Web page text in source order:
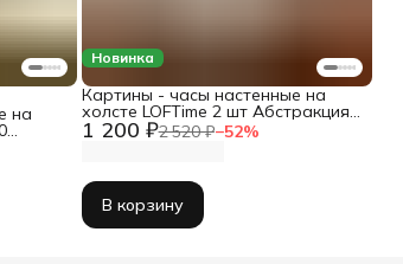
на
Новинка
1 200 ₽2 520 ₽−52%
Картины - часы настенные на
холсте LOFTime 2 шт Абстракция
3D чер зол Ч-837-3040
В корзину